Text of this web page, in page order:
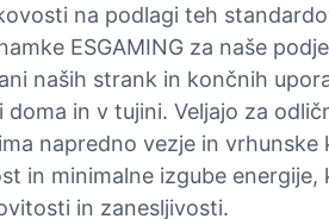
na podlagi teh
ESGAMING za naše
naših strank in končnih
in v tujini. Veljajo za
napredno vezje in
in minimalne izgube
in zanesljivosti.